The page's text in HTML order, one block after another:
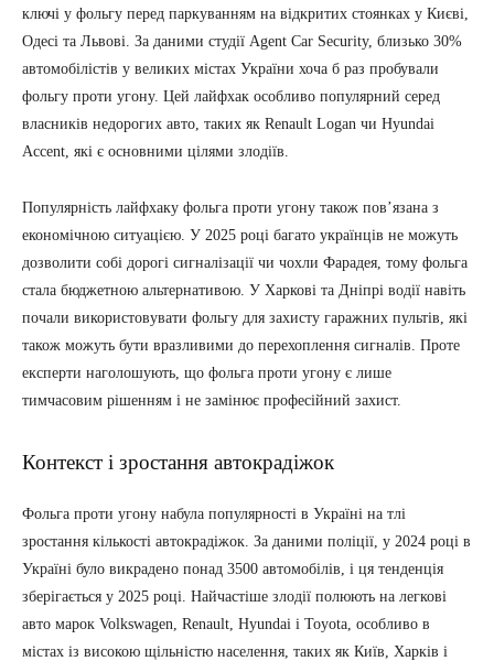
ключі у фольгу перед паркуванням на відкритих стоянках у Києві,
Одесі та Львові. За даними студії Agent Car Security, близько 30%
автомобілістів у великих містах України хоча б раз пробували
фольгу проти угону. Цей лайфхак особливо популярний серед
власників недорогих авто, таких як Renault Logan чи Hyundai
Accent, які є основними цілями злодіїв.
Популярність лайфхаку фольга проти угону також пов’язана з
економічною ситуацією. У 2025 році багато українців не можуть
дозволити собі дорогі сигналізації чи чохли Фарадея, тому фольга
стала бюджетною альтернативою. У Харкові та Дніпрі водії навіть
почали використовувати фольгу для захисту гаражних пультів, які
також можуть бути вразливими до перехоплення сигналів. Проте
експерти наголошують, що фольга проти угону є лише
тимчасовим рішенням і не замінює професійний захист.
Контекст і зростання автокрадіжок
Фольга проти угону набула популярності в Україні на тлі
зростання кількості автокрадіжок. За даними поліції, у 2024 році в
Україні було викрадено понад 3500 автомобілів, і ця тенденція
зберігається у 2025 році. Найчастіше злодії полюють на легкові
авто марок Volkswagen, Renault, Hyundai і Toyota, особливо в
містах із високою щільністю населення, таких як Київ, Харків і